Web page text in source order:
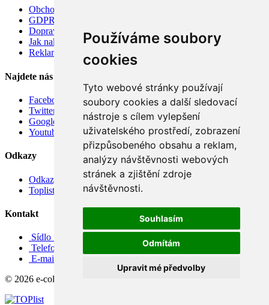
Používáme soubory
cookies
Tyto webové stránky používají
soubory cookies a další sledovací
nástroje s cílem vylepšení
uživatelského prostředí, zobrazení
přizpůsobeného obsahu a reklam,
analýzy návštěvnosti webových
stránek a zjištění zdroje
návštěvnosti.
Souhlasím
Odmítám
Upravit mé předvolby
Obchodní podmínky
GDPR
Doprava
Jak nakupovat
Reklamace
Najdete nás
Facebook
Twitter
Google
Youtube
Odkazy
Odkazy
Toplist
Kontakt
Sídlo firmy: Boženy Němcové 739/1, Svitavy 568 02, CZ
Telefon: +420 608 449 590
E-mail: info@e-color.cz
© 2026 e-color.cz